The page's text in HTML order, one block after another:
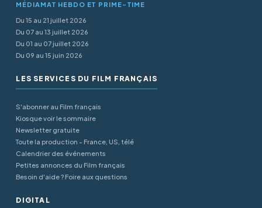
MÉDIAMAT HEBDO ET PRIME-TIME
Du 15 au 21 juillet 2026
Du 07 au 13 juillet 2026
Du 01 au 07 juillet 2026
Du 09 au 15 juin 2026
LES SERVICES DU FILM FRANÇAIS
S'abonner au Film français
Kiosque voir le sommaire
Newsletter gratuite
Toute la production - France, US, télé
Calendrier des événements
Petites annonces du Film français
Besoin d'aide ? Foire aux questions
DIGITAL